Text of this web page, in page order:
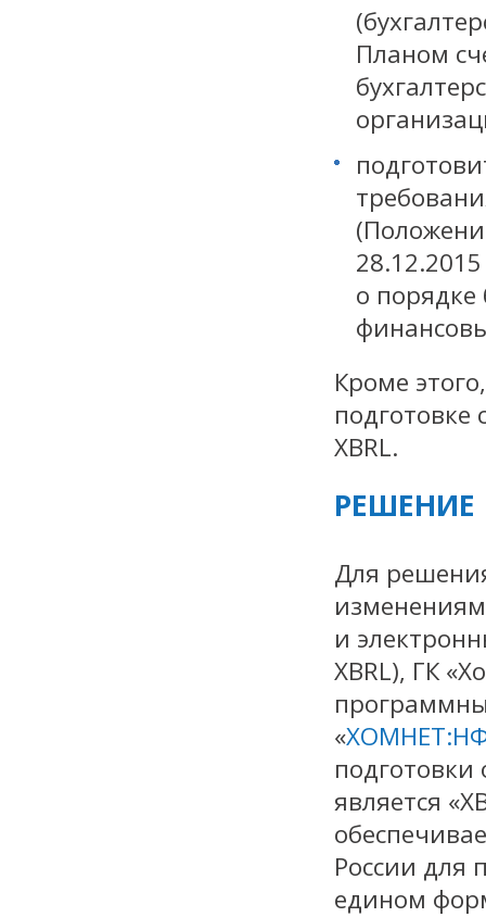
Планом
о порядке
Кроме
XBRL.
РЕШЕНИЕ
Для
и
XBRL), ГК
«
является
России для
едином